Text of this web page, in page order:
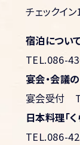
チェックイ
宿泊につい
TEL.086-
宴会・会議
宴会受付
日本料理「
TEL.086-